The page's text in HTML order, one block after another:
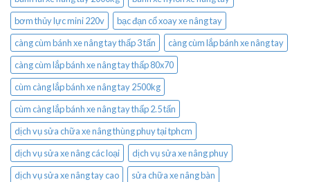
bơm thủy lực mini 220v
bạc đạn cổ xoay xe nâng tay
càng cùm bánh xe nâng tay thấp 3 tấn
càng cùm lắp bánh xe nâng tay
càng cùm lắp bánh xe nâng tay thấp 80x70
cùm càng lắp bánh xe nâng tay 2500kg
cùm càng lắp bánh xe nâng tay thấp 2.5 tấn
dịch vụ sửa chữa xe nâng thùng phuy tại tphcm
dịch vụ sửa xe nâng các loại
dịch vụ sửa xe nâng phuy
dịch vụ sửa xe nâng tay cao
sửa chữa xe nâng bàn